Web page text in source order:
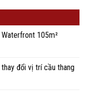
105m²
thay đổi vị trí cầu thang